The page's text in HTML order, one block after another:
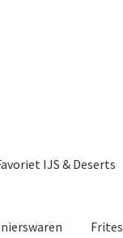
IJS & Deserts
Frites